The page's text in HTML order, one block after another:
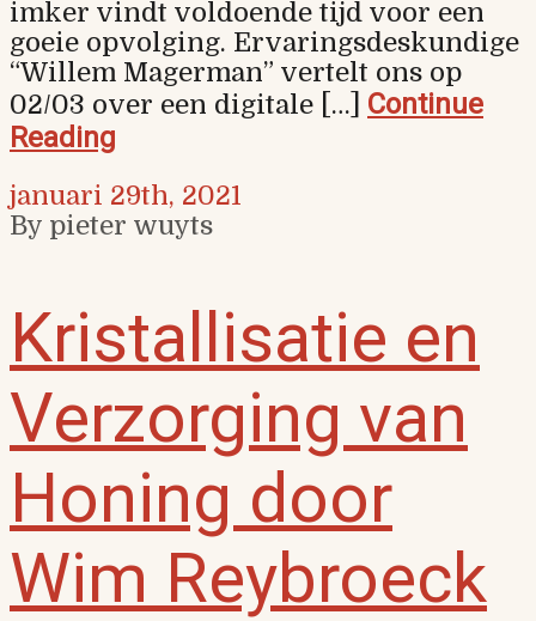
imker vindt voldoende tijd voor een
goeie opvolging. Ervaringsdeskundige
“Willem Magerman” vertelt ons op
02/03 over een digitale […] Continue
Reading
januari 29th, 2021
By pieter wuyts
Kristallisatie en
Verzorging van
Honing door
Wim Reybroeck